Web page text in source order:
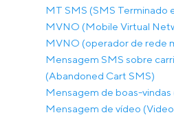
MT SMS (SMS Terminado
MVNO (Mobile Virtual
MVNO (operador de rede
Mensagem SMS sobre
(Abandoned Cart SMS)
Mensagem de boas-
Mensagem de vídeo